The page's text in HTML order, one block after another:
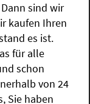
Dann sind wir
kaufen Ihren
es ist.
für alle
schon
von 24
Sie haben